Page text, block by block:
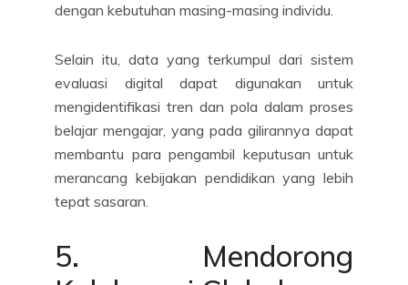
dengan kebutuhan masing-masing individu.
Selain itu, data yang terkumpul dari sistem
evaluasi digital dapat digunakan untuk
mengidentifikasi tren dan pola dalam proses
belajar mengajar, yang pada gilirannya dapat
membantu para pengambil keputusan untuk
merancang kebijakan pendidikan yang lebih
tepat sasaran.
5. Mendorong